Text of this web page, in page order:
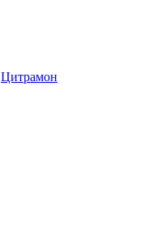
Цитрамон